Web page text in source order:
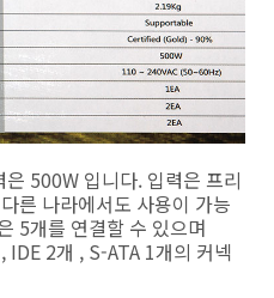
500W 입니다. 입력은 프리
른 나라에서도 사용이 가능
5개를 연결할 수 있으며
IDE 2개 , S-ATA 1개의 커넥